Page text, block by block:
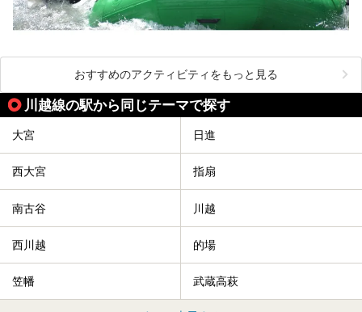
おすすめのアクティビティをもっと見る
川越線の駅から同じテーマで探す
大宮 日進
西大宮 指扇
南古谷 川越
西川越 的場
笠幡 武蔵高萩